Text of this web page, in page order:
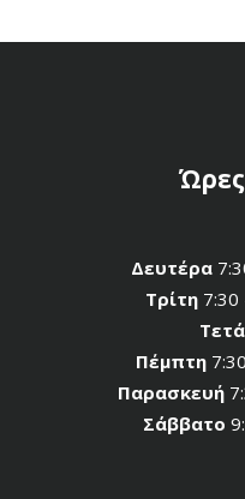
Ώρες
Δευτέρα
Τρίτη7:30
Πέμπτη
Παρασκευή
Σάββατο